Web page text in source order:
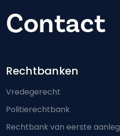
Contact
Footer-menu
Rechtbanken
Vredegerecht
Politierechtbank
Rechtbank van eerste aanleg